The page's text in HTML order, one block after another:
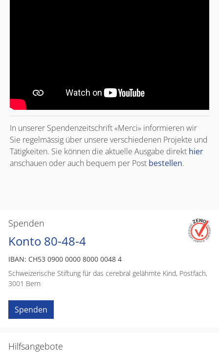
Spenden
Konto 80-48-4
IBAN: CH53 0900 0000 8000 0048 4
Schweizerische Stiftung für das cerebral gelähmte Kind, Postfach,
3001 Bern
Spenden
Hilfsangebote
In unserer Spendenzeitschrift «Merci» informieren wir
Sie regelmässig über unsere verschiedenen Projekte und
Tätigkeiten. Sie können die aktuelle Ausgabe direkt hier
anschauen oder auch bequem per Post bestellen.